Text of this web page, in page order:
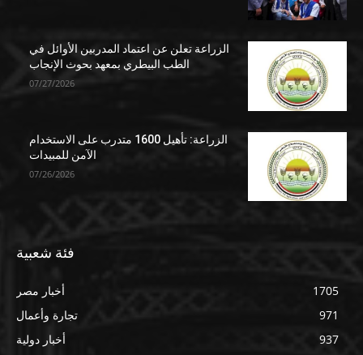
الزراعة تعلن عن اعتماد المدربين الأوائل في
الطب البيطري بمعهد بحوث الإنجاب
07/27/2026
الزراعة: تأهيل 1600 متدرب على الاستخدام
الآمن للمبيدات
07/26/2026
فئة شعبية
أخبار مصر
1705
تجارة وأعمال
971
أخبار دولية
937